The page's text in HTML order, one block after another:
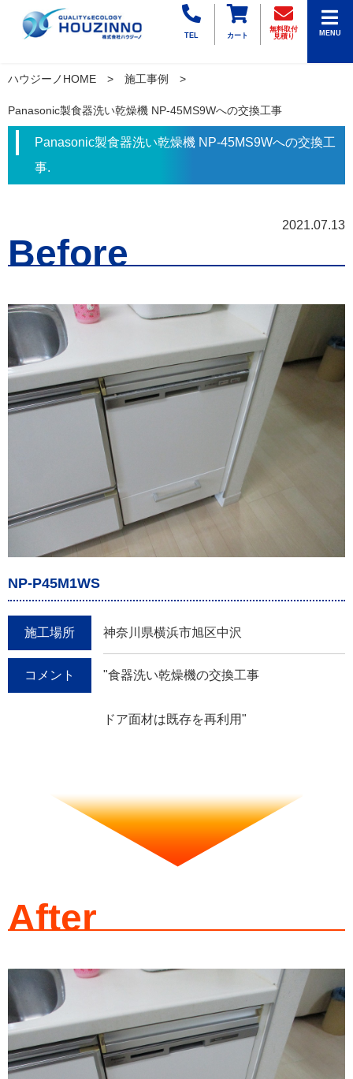
TEL カート
無料取付
見積り
MENU
ハウジーノHOME 施工事例
Panasonic製食器洗い乾燥機 NP-45MS9Wへの交換工事
Panasonic製食器洗い乾燥機 NP-45MS9Wへの交換工
事.
2021.07.13
Before
NP-P45M1WS
施工場所 神奈川県横浜市旭区中沢
コメント "食器洗い乾燥機の交換工事
ドア面材は既存を再利用"
After